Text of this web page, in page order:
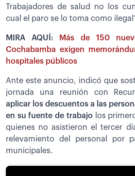
Trabajadores de salud no los
cual el paro se lo toma como
MIRA AQUÍ:
Más de 150
Cochabamba exigen
hospitales públicos
Ante este anuncio, indicó que
jornada una reunión con
aplicar los descuentos a las
en su fuente de trabajo los
quienes no asistieron el tercer
relevamiento del personal por
municipales.